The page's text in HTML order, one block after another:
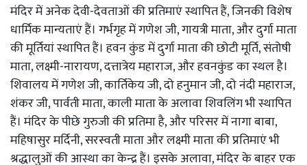
मंदिर में अनेक देवी-देवताओं की प्रतिमाएं स्थापित हैं, जिनकी विशेष
धार्मिक मान्यताएं हैं। गर्भगृह में गणेश जी, गायत्री माता, और दुर्गा माता
की मूर्तियां स्थापित हैं। हवन कुंड में दुर्गा माता की छोटी मूर्ति, संतोषी
माता, लक्ष्मी-नारायण, दत्तात्रेय महाराज, और हवनकुंड का स्थल है।
शिवालय में गणेश जी, कार्तिकेय जी, दो हनुमान जी, दो नंदी महाराज,
शंकर जी, पार्वती माता, काली माता के अलावा शिवलिंग भी स्थापित
हैं। मंदिर के पीछे गुरुजी की प्रतिमा है, और परिसर में नागा बाबा,
महिषासुर मर्दिनी, सरस्वती माता और लक्ष्मी माता की प्रतिमाएं भी
श्रद्धालुओं की आस्था का केन्द्र हैं। इसके अलावा, मंदिर के बाहर एक